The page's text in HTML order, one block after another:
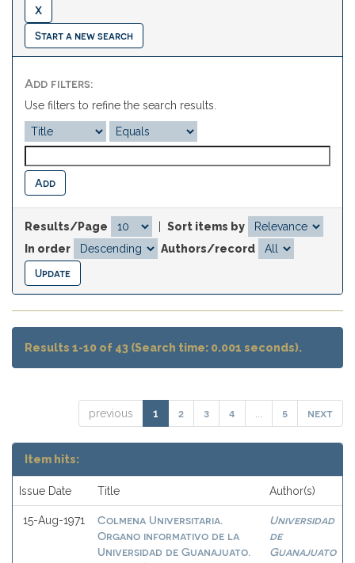
Start a new search
Add filters:
Use filters to refine the search results.
Results/Page
Sort items by
In order
Authors/record
Results 1-10 of 43 (Search time: 0.001 seconds).
previous 1 2 3 4 5 next
Item hits:
Issue Date Title Author(s)
15-Aug-1971
Colmena Universitaria.
Organo informativo de la
Universidad de Guanajuato.
Universidad
de
Guanajuato